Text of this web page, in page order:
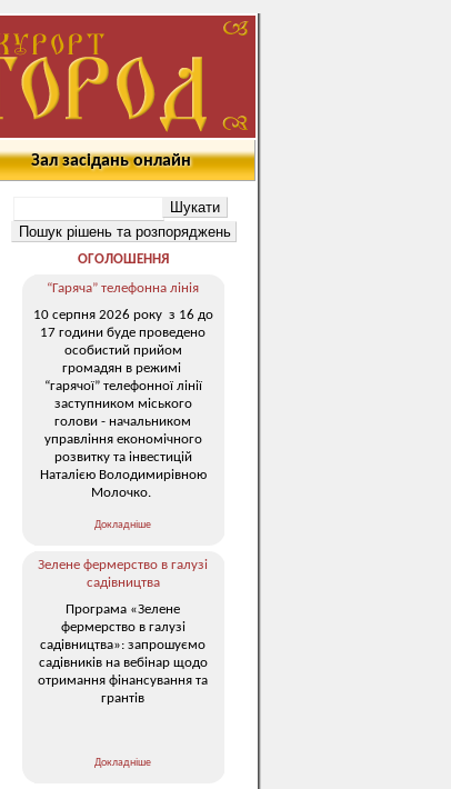
Зал засідань онлайн
ОГОЛОШЕННЯ
“Гаряча” телефонна лінія
10 серпня 2026 року з 16 до
17 години буде проведено
особистий прийом
громадян в режимі
“гарячої” телефонної лінії
заступником міського
голови - начальником
управління економічного
розвитку та інвестицій
Наталією Володимирівною
Молочко.
Докладніше
Зелене фермерство в галузі
садівництва
Програма «Зелене
фермерство в галузі
садівництва»: запрошуємо
садівників на вебінар щодо
отримання фінансування та
грантів
Докладніше